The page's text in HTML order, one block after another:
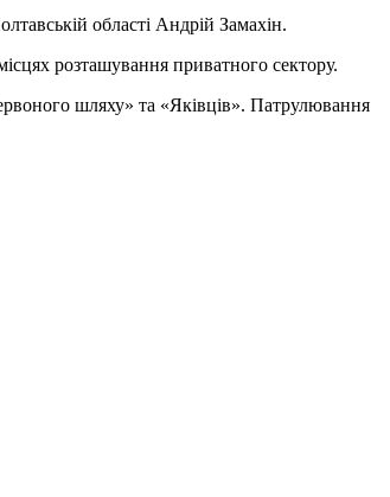
області Андрій Замахін.
розташування приватного сектору.
шляху» та «Яківців». Патрулювання